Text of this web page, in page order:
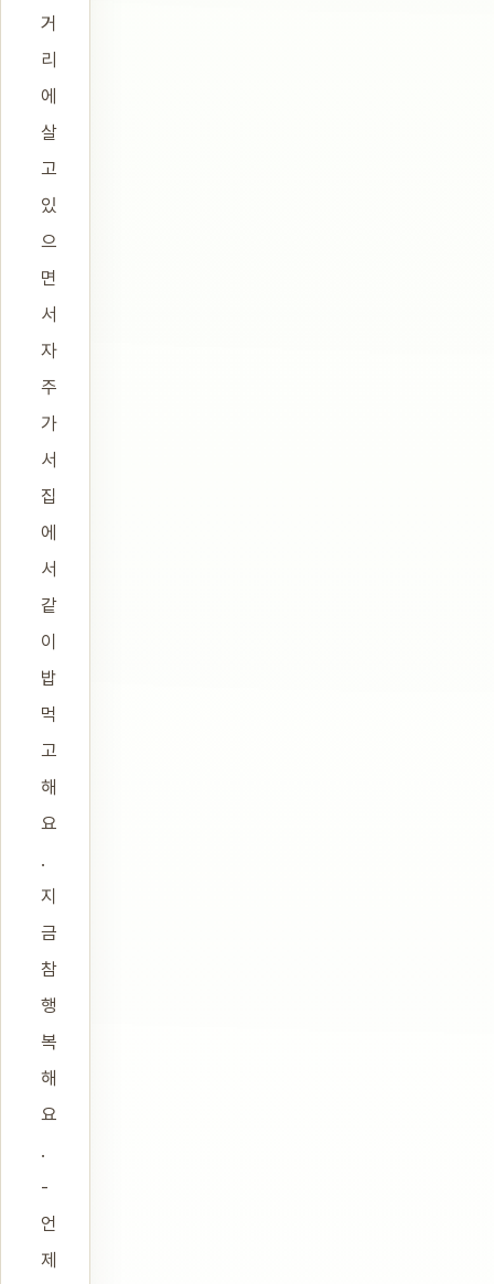
거
리
에
살
고
있
으
면
서
자
주
가
서
집
에
서
같
이
밥
먹
고
해
요
.
지
금
참
행
복
해
요
.
-
언
제